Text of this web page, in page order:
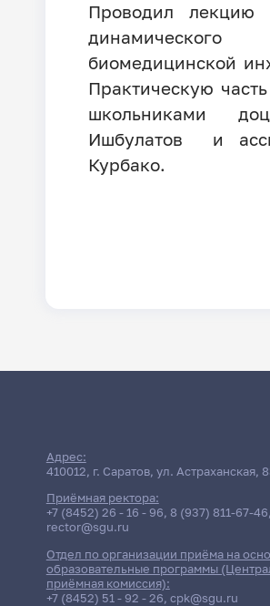
Проводил лекцию
биомедицинской
Практическую
школьниками
Ишбулатов и
Курбако.
Адрес:
410012, г. Саратов, ул. Астраханская,
Приёмная ректора:
+7 (8452) 26 - 16 - 96, 8 (937) 811-67-46,
rector@sgu.ru
Отдел по организации приёма на
образовательные программы
приёмная комиссия):
+7 (8452) 51 - 92 - 26, cpk@sgu.ru